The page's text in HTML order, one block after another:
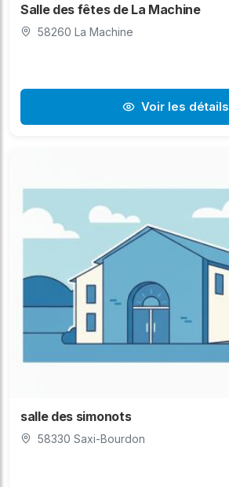
Salle des fêtes de La Machine
58260 La Machine
Voir les détails
salle des simonots
58330 Saxi-Bourdon